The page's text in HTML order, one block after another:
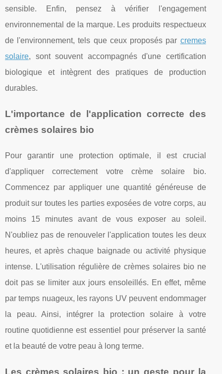
sensible. Enfin, pensez à vérifier l'engagement
environnemental de la marque. Les produits respectueux
de l'environnement, tels que ceux proposés par cremes
solaire, sont souvent accompagnés d'une certification
biologique et intègrent des pratiques de production
durables.
L'importance de l'application correcte des
crèmes solaires bio
Pour garantir une protection optimale, il est crucial
d'appliquer correctement votre crème solaire bio.
Commencez par appliquer une quantité généreuse de
produit sur toutes les parties exposées de votre corps, au
moins 15 minutes avant de vous exposer au soleil.
N'oubliez pas de renouveler l'application toutes les deux
heures, et après chaque baignade ou activité physique
intense. L'utilisation régulière de crèmes solaires bio ne
doit pas se limiter aux jours ensoleillés. En effet, même
par temps nuageux, les rayons UV peuvent endommager
la peau. Ainsi, intégrer la protection solaire à votre
routine quotidienne est essentiel pour préserver la santé
et la beauté de votre peau à long terme.
Les crèmes solaires bio : un geste pour la